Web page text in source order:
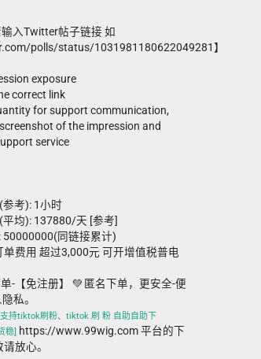
入Twitter帖子链接 如
polls/status/1031981180622049281】
exposure
correct link
for support communication,
of the impression and
service
考): 1小时
均): 137880/天 [参考]
50000000(同链接累计)
单费用 超过3,000元 可开增值税普电
-【免注册】 💚 匿名下单，更安全-便
私。
持tiktok刷粉、tiktok 刷 粉 自助自助下
稳] https://www.99wig.com 平台的下
放心。